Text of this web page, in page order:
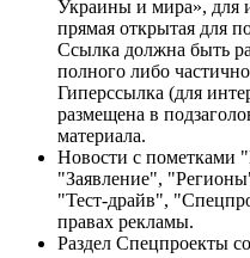
Украины и мира», для
прямая открытая для
Ссылка должна быть
полного либо
Гиперссылка (для
размещена в
материала.
Новости с пометками
"Заявление",
"Тест-драйв",
правах рекламы.
Раздел Спецпроекты